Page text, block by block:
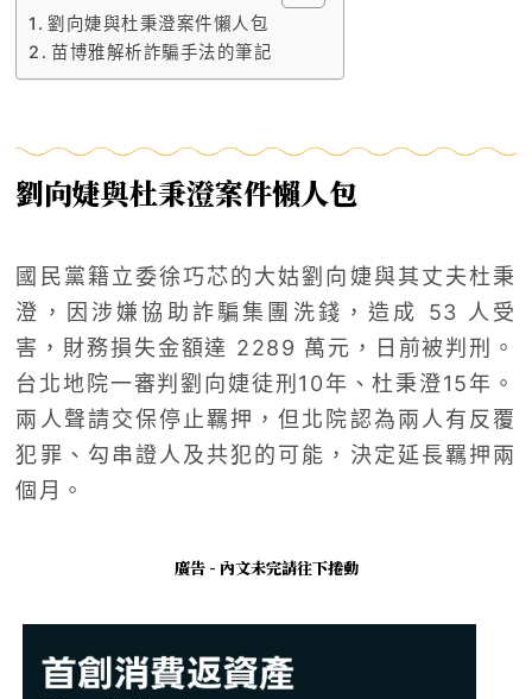
劉向婕與杜秉澄案件懶人包
苗博雅解析詐騙手法的筆記
劉向婕與杜秉澄案件懶人包
國民黨籍立委徐巧芯的大姑劉向婕與其丈夫杜秉
澄，因涉嫌協助詐騙集團洗錢，造成 53 人受
害，財務損失金額達 2289 萬元，日前被判刑。
台北地院一審判劉向婕徒刑10年、杜秉澄15年。
兩人聲請交保停止羈押，但北院認為兩人有反覆
犯罪、勾串證人及共犯的可能，決定延長羈押兩
個月。
廣告 - 內文未完請往下捲動